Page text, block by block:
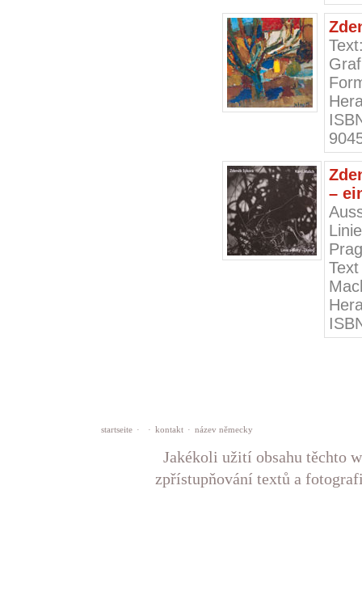
–
Prag
startseite · · kontakt · název německy
Jakékoli užití obsahu těchto
zpřístupňování textů a